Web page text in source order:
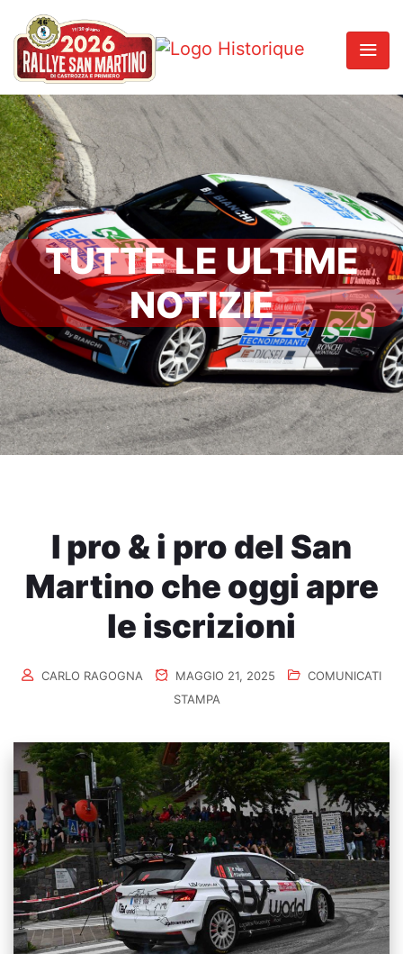
TUTTE LE ULTIME
NOTIZIE
I pro & i pro del San
Martino che oggi apre
le iscrizioni
CARLO RAGOGNA MAGGIO 21, 2025
COMUNICATI
STAMPA